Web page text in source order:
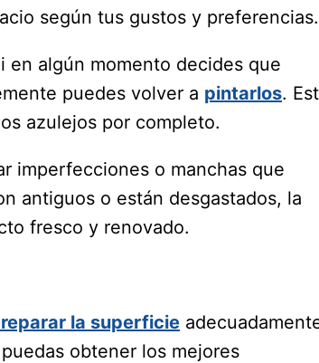
según tus gustos y preferencias.
en algún momento decides que
puedes volver a pintarlos.
azulejos por completo.
imperfecciones o manchas que
antiguos o están desgastados, la
fresco y renovado.
la superficie
obtener los mejores